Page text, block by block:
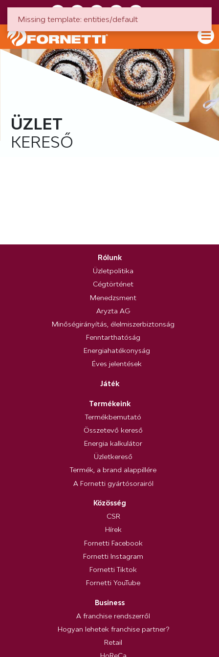
ÜZLET
KERESŐ
Rólunk
Üzletpolitika
Cégtörténet
Menedzsment
Aryzta AG
Minőségirányítás, élelmiszerbiztonság
Fenntarthatóság
Energiahatékonyság
Éves jelentések
Játék
Termékeink
Termékbemutató
Összetevő kereső
Energia kalkulátor
Üzletkereső
Termék, a brand alappillére
A Fornetti gyártósorairól
Közösség
CSR
Hírek
Fornetti Facebook
Fornetti Instagram
Fornetti Tiktok
Fornetti YouTube
Business
A franchise rendszerről
Hogyan lehetek franchise partner?
Retail
Missing template: entities/default